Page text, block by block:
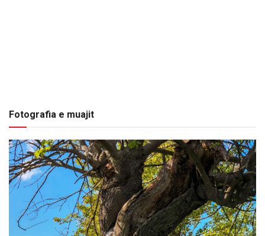
Fotografia e muajit